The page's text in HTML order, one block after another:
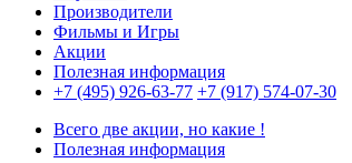
Производители
Фильмы и Игры
Акции
Полезная информация
+7 (495) 926-63-77 +7 (917) 574-07-30
Всего две акции, но какие !
Полезная информация